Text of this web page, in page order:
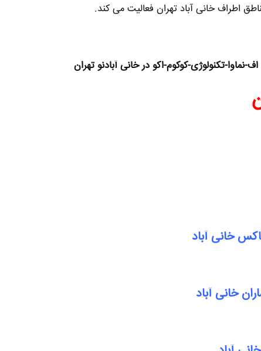
اطراف خانی آباد تهران فعالیت می کند.
تکنولوژی-کوکوم-اکو در خانی آبادنو تهران
خانی آباد
خانی آباد